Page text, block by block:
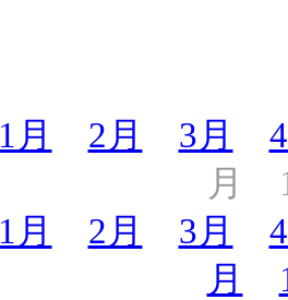
1月 2月 3月
月
1月 2月 3月
月